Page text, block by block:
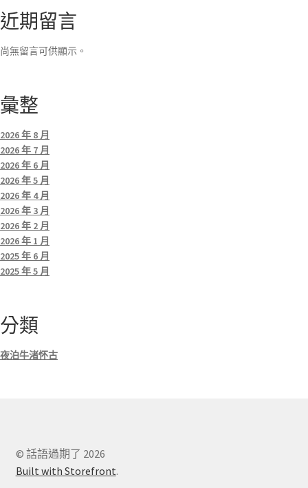
近期留言
尚無留言可供顯示。
彙整
2026 年 8 月
2026 年 7 月
2026 年 6 月
2026 年 5 月
2026 年 4 月
2026 年 3 月
2026 年 2 月
2026 年 1 月
2025 年 6 月
2025 年 5 月
分類
夜泊牛渚怀古
© 話語過期了 2026
Built with Storefront.